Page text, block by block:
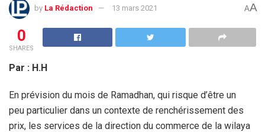
by La Rédaction 13 mars 2021 AA
0
SHARES
Par : H.H
En prévision du mois de Ramadhan, qui risque d’être un
peu particulier dans un contexte de renchérissement des
prix, les services de la direction du commerce de la wilaya